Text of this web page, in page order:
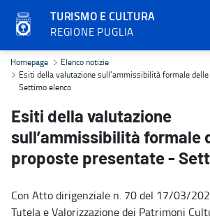
TURISMO E CULTURA
REGIONE PUGLIA
Esiti della valutazione sull’ammissibilità
Homepage
Elenco notizie
Esiti della valutazione sull’ammissibilità formale
Settimo elenco
Esiti della valutazione
sull’ammissibilità formale
proposte presentate -
Con Atto dirigenziale n. 70 del 17/03/
Tutela e Valorizzazione dei Patrimoni